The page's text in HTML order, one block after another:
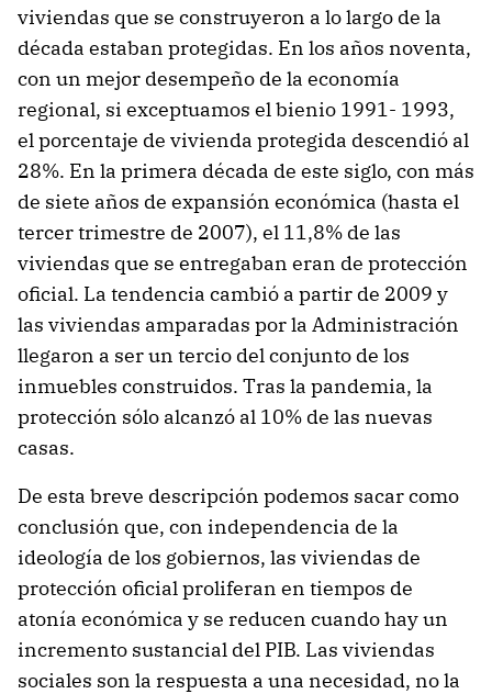
viviendas que se construyeron a lo largo de la
década estaban protegidas. En los años noventa,
con un mejor desempeño de la economía
regional, si exceptuamos el bienio 1991- 1993,
el porcentaje de vivienda protegida descendió al
28%. En la primera década de este siglo, con más
de siete años de expansión económica (hasta el
tercer trimestre de 2007), el 11,8% de las
viviendas que se entregaban eran de protección
oficial. La tendencia cambió a partir de 2009 y
las viviendas amparadas por la Administración
llegaron a ser un tercio del conjunto de los
inmuebles construidos. Tras la pandemia, la
protección sólo alcanzó al 10% de las nuevas
casas.
De esta breve descripción podemos sacar como
conclusión que, con independencia de la
ideología de los gobiernos, las viviendas de
protección oficial proliferan en tiempos de
atonía económica y se reducen cuando hay un
incremento sustancial del PIB. Las viviendas
sociales son la respuesta a una necesidad, no la